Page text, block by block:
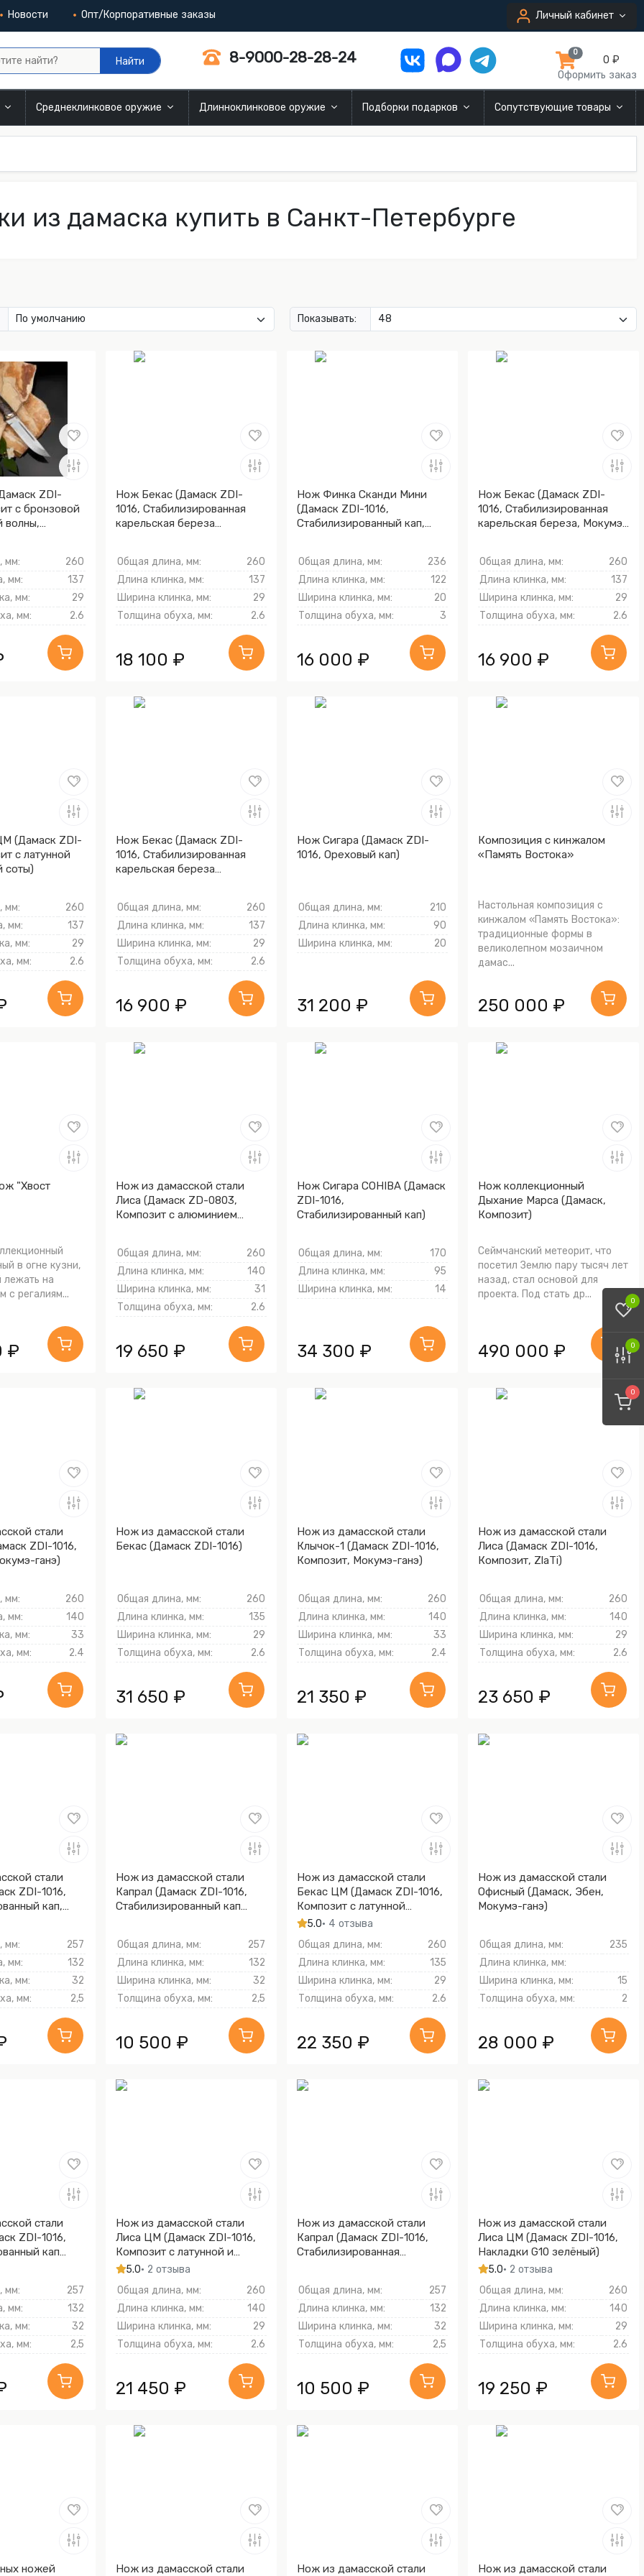
Новости Опт/Корпоративные заказы Личный кабинет
Найти 8-9000-28-28-24 0
0 ₽
Оформить заказ
Среднеклинковое оружие Длинноклинковое оружие Подборки подарков Сопутствующие товары
0
0
0
из дамаска купить в Санкт-Петербурге
Показывать:
ZDI-
с бронзовой
волны,
мм:
260
мм:
137
мм:
29
мм:
2.6
Нож Бекас (Дамаск ZDI-
1016, Стабилизированная
карельская береза
Общая длина, мм:
260
Длина клинка, мм:
137
Ширина клинка, мм:
29
Толщина обуха, мм:
2.6
18 100 ₽
Нож Финка Сканди Мини
(Дамаск ZDI-1016,
Стабилизированный кап,
Общая длина, мм:
236
Длина клинка, мм:
122
Ширина клинка, мм:
20
Толщина обуха, мм:
3
16 000 ₽
Нож Бекас (Дамаск ZDI-
1016, Стабилизированная
карельская береза, Мокумэ-
Общая длина, мм:
260
Длина клинка, мм:
137
Ширина клинка, мм:
29
Толщина обуха, мм:
2.6
16 900 ₽
(Дамаск ZDI-
с латунной
соты)
мм:
260
мм:
137
мм:
29
мм:
2.6
Нож Бекас (Дамаск ZDI-
1016, Cтабилизированная
карельская береза
Общая длина, мм:
260
Длина клинка, мм:
137
Ширина клинка, мм:
29
Толщина обуха, мм:
2.6
16 900 ₽
Нож Сигара (Дамаск ZDI-
1016, Ореховый кап)
Общая длина, мм:
210
Длина клинка, мм:
90
Ширина клинка, мм:
20
31 200 ₽
Композиция с кинжалом
«Память Востока»
Настольная композиция с
кинжалом «Память Востока»:
традиционные формы в
великолепном мозаичном
дамас...
250 000 ₽
"Хвост
в огне кузни,
лежать на
с регалиям...
₽
Нож из дамасской стали
Лиса (Дамаск ZD-0803,
Композит с алюминием
Общая длина, мм:
260
Длина клинка, мм:
140
Ширина клинка, мм:
31
Толщина обуха, мм:
2.6
19 650 ₽
Нож Сигара COHIBA (Дамаск
ZDI-1016,
Стабилизированный кап)
Общая длина, мм:
170
Длина клинка, мм:
95
Ширина клинка, мм:
14
34 300 ₽
Нож коллекционный
Дыхание Марса (Дамаск,
Композит)
Сеймчанский метеорит, что
посетил Землю пару тысяч лет
назад, стал основой для
проекта. Под стать др...
490 000 ₽
стали
ZDI-1016,
ганэ)
мм:
260
мм:
140
мм:
33
мм:
2.4
Нож из дамасской стали
Бекас (Дамаск ZDI-1016)
Общая длина, мм:
260
Длина клинка, мм:
135
Ширина клинка, мм:
29
Толщина обуха, мм:
2.6
31 650 ₽
Нож из дамасской стали
Клычок-1 (Дамаск ZDI-1016,
Композит, Мокумэ-ганэ)
Общая длина, мм:
260
Длина клинка, мм:
140
Ширина клинка, мм:
33
Толщина обуха, мм:
2.4
21 350 ₽
Нож из дамасской стали
Лиса (Дамаск ZDI-1016,
Композит, ZlaTi)
Общая длина, мм:
260
Длина клинка, мм:
140
Ширина клинка, мм:
29
Толщина обуха, мм:
2.6
23 650 ₽
стали
ZDI-1016,
кап,
мм:
257
мм:
132
мм:
32
мм:
2,5
Нож из дамасской стали
Капрал (Дамаск ZDI-1016,
Стабилизированный кап
Общая длина, мм:
257
Длина клинка, мм:
132
Ширина клинка, мм:
32
Толщина обуха, мм:
2,5
10 500 ₽
Нож из дамасской стали
Бекас ЦМ (Дамаск ZDI-1016,
Композит с латунной
микросеткой соты)
5.0• 4 отзыва
Общая длина, мм:
260
Длина клинка, мм:
135
Ширина клинка, мм:
29
Толщина обуха, мм:
2.6
22 350 ₽
Нож из дамасской стали
Офисный (Дамаск, Эбен,
Мокумэ-ганэ)
Общая длина, мм:
235
Длина клинка, мм:
Ширина клинка, мм:
15
Толщина обуха, мм:
2
28 000 ₽
стали
ZDI-1016,
кап
мм:
257
мм:
132
мм:
32
мм:
2,5
Нож из дамасской стали
Лиса ЦМ (Дамаск ZDI-1016,
Композит с латунной и
бронзовой микросеткой
5.0• 2 отзыва
Общая длина, мм:
260
Длина клинка, мм:
140
Ширина клинка, мм:
29
Толщина обуха, мм:
2.6
21 450 ₽
Нож из дамасской стали
Капрал (Дамаск ZDI-1016,
Стабилизированная
Общая длина, мм:
257
Длина клинка, мм:
132
Ширина клинка, мм:
32
Толщина обуха, мм:
2,5
10 500 ₽
Нож из дамасской стали
Лиса ЦМ (Дамаск ZDI-1016,
Накладки G10 зелёный)
5.0• 2 отзыва
Общая длина, мм:
260
Длина клинка, мм:
140
Ширина клинка, мм:
29
Толщина обуха, мм:
2.6
19 250 ₽
ножей Нож из дамасской стали Нож из дамасской стали Нож из дамасской стали